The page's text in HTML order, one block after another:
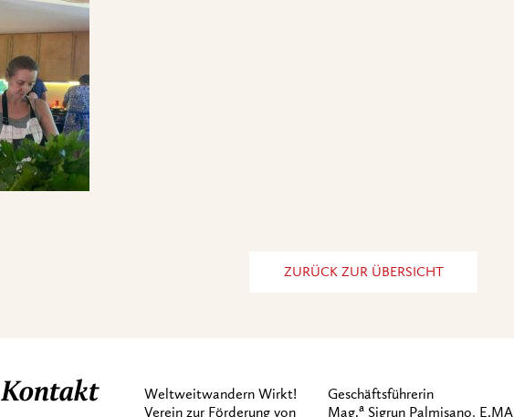
ZURÜCK ZUR ÜBERSICHT
Kontakt
Weltweitwandern Wirkt!
Verein zur Förderung von
Geschäftsführerin
Mag.a Sigrun Palmisano, E.MA